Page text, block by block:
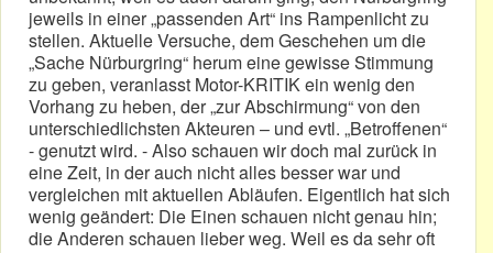
jeweils in einer „passenden Art“ ins Rampenlicht zu
stellen. Aktuelle Versuche, dem Geschehen um die
„Sache Nürburgring“ herum eine gewisse Stimmung
zu geben, veranlasst Motor-KRITIK ein wenig den
Vorhang zu heben, der „zur Abschirmung“ von den
unterschiedlichsten Akteuren – und evtl. „Betroffenen“
- genutzt wird. - Also schauen wir doch mal zurück in
eine Zeit, in der auch nicht alles besser war und
vergleichen mit aktuellen Abläufen. Eigentlich hat sich
wenig geändert: Die Einen schauen nicht genau hin;
die Anderen schauen lieber weg. Weil es da sehr oft